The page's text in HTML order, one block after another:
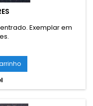
Exemplar em